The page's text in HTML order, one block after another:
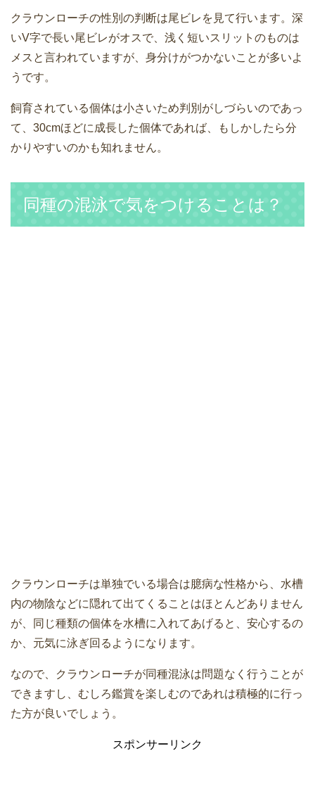
クラウンローチの性別の判断は尾ビレを見て行います。深
いV字で長い尾ビレがオスで、浅く短いスリットのものは
メスと言われていますが、身分けがつかないことが多いよ
うです。
飼育されている個体は小さいため判別がしづらいのであっ
て、30cmほどに成長した個体であれば、もしかしたら分
かりやすいのかも知れません。
同種の混泳で気をつけることは？
クラウンローチは単独でいる場合は臆病な性格から、水槽
内の物陰などに隠れて出てくることはほとんどありません
が、同じ種類の個体を水槽に入れてあげると、安心するの
か、元気に泳ぎ回るようになります。
なので、クラウンローチが同種混泳は問題なく行うことが
できますし、むしろ鑑賞を楽しむのであれは積極的に行っ
た方が良いでしょう。
スポンサーリンク